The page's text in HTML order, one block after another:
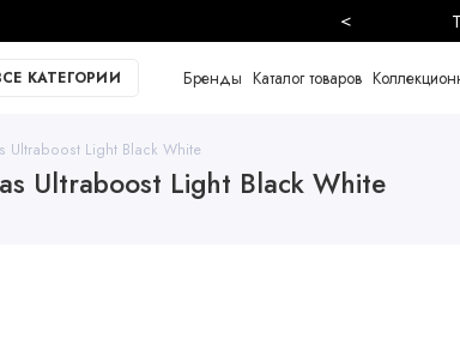
<
КАТЕГОРИИ Бренды Каталог товаров
Ultraboost Light Black White
Ultraboost Light Black White